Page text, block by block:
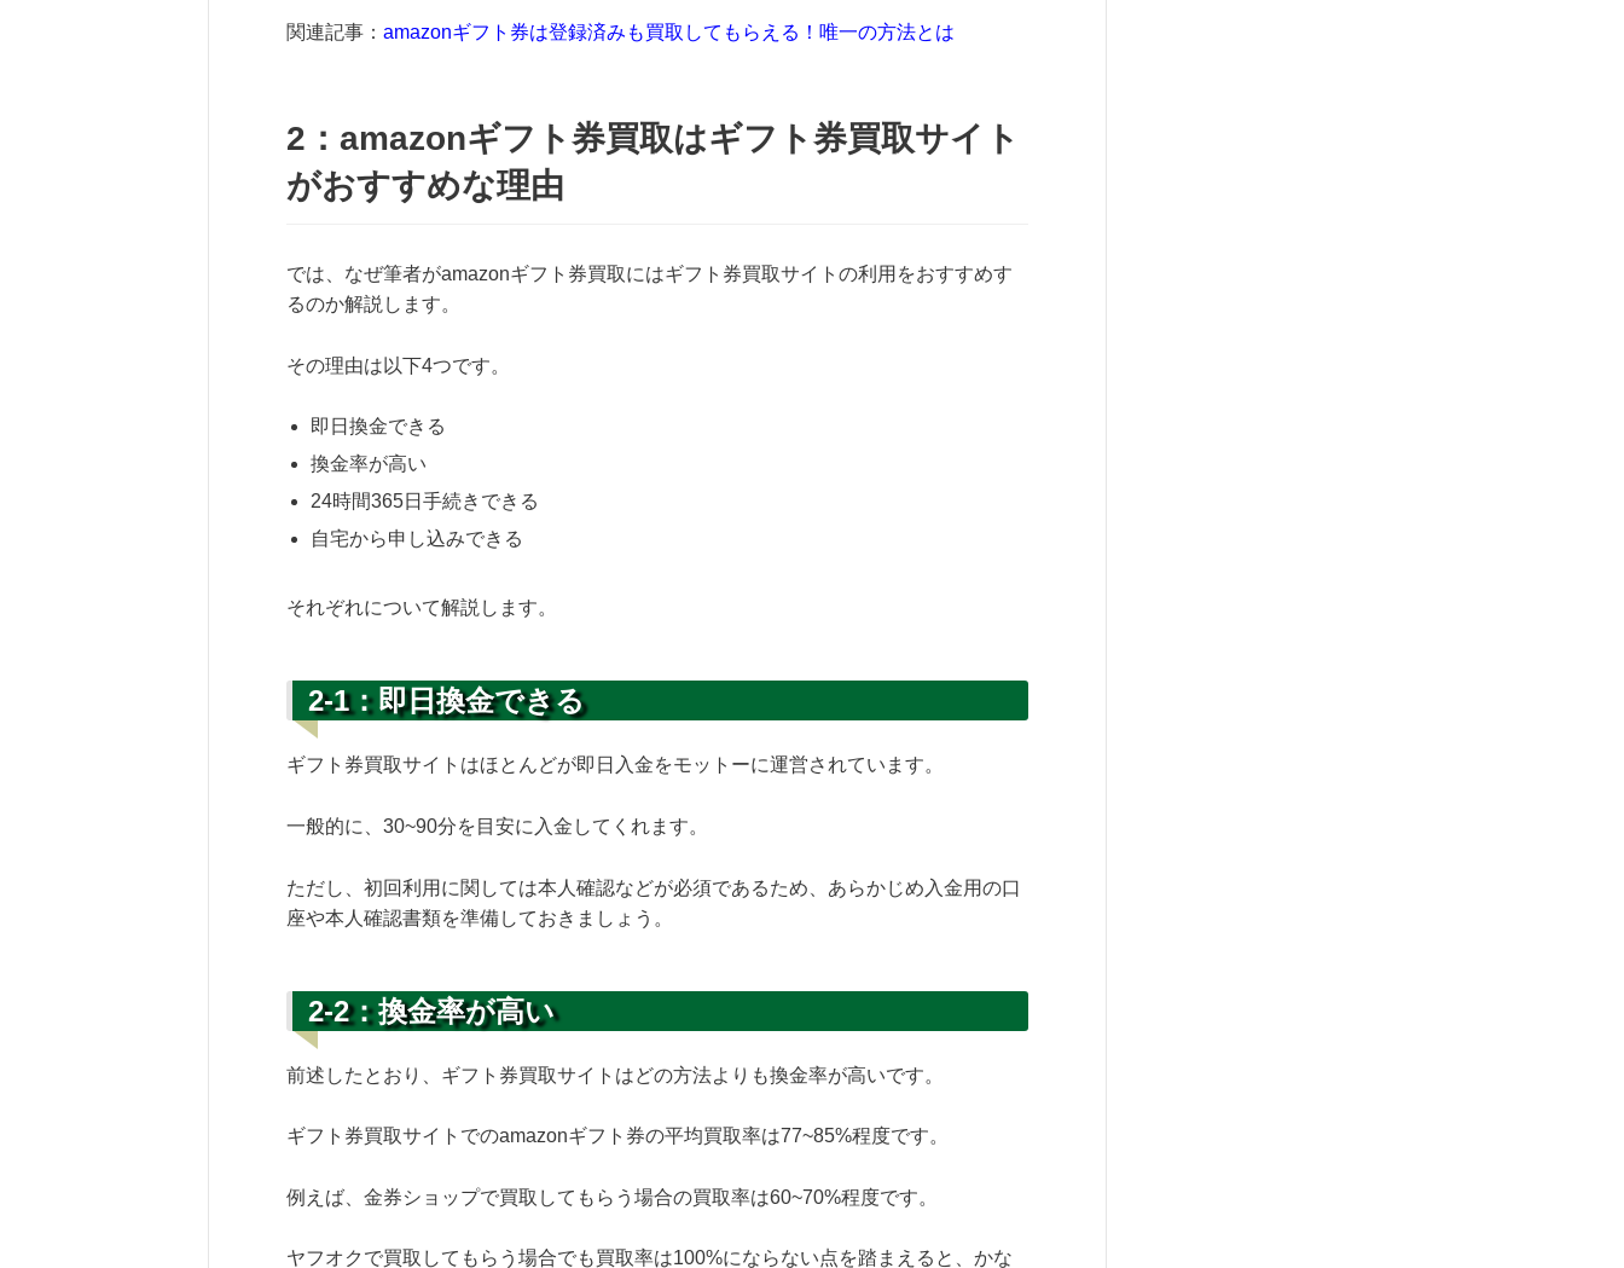
関連記事： amazonギフト券は登録済みも買取してもらえる！唯一の方法とは
2：amazonギフト券買取はギフト券買取サイト
がおすすめな理由
では、なぜ筆者がamazonギフト券買取にはギフト券買取サイトの利用をおすすめす
るのか解説します。
その理由は以下4つです。
即日換金できる
換金率が高い
24時間365日手続きできる
自宅から申し込みできる
それぞれについて解説します。
2-1：即日換金できる
ギフト券買取サイトはほとんどが即日入金をモットーに運営されています。
一般的に、30~90分を目安に入金してくれます。
ただし、初回利用に関しては本人確認などが必須であるため、あらかじめ入金用の口
座や本人確認書類を準備しておきましょう。
2-2：換金率が高い
前述したとおり、ギフト券買取サイトはどの方法よりも換金率が高いです。
ギフト券買取サイトでのamazonギフト券の平均買取率は77~85%程度です。
例えば、金券ショップで買取してもらう場合の買取率は60~70%程度です。
ヤフオクで買取してもらう場合でも買取率は100%にならない点を踏まえると、かな